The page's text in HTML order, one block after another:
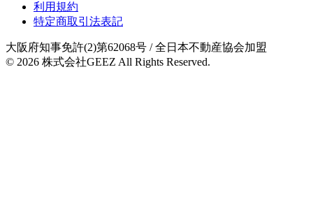
利用規約
特定商取引法表記
大阪府知事免許(2)第62068号 / 全日本不動産協会加盟
© 2026 株式会社GEEZ All Rights Reserved.